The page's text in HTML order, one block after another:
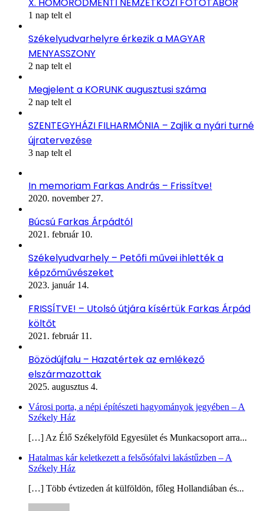
X. HOMORÓDMENTI NEMZETKÖZI FOTÓTÁBOR
1 nap telt el
Székelyudvarhelyre érkezik a MAGYAR
MENYASSZONY
2 nap telt el
Megjelent a KORUNK augusztusi száma
2 nap telt el
SZENTEGYHÁZI FILHARMÓNIA – Zajlik a nyári turné
újratervezése
3 nap telt el
In memoriam Farkas András – Frissítve!
2020. november 27.
Búcsú Farkas Árpádtól
2021. február 10.
Székelyudvarhely – Petőfi művei ihlették a
képzőművészeket
2023. január 14.
FRISSÍTVE! – Utolsó útjára kísértük Farkas Árpád
költőt
2021. február 11.
Bözödújfalu – Hazatértek az emlékező
elszármazottak
2025. augusztus 4.
Városi porta, a népi építészeti hagyományok jegyében – A
Székely Ház
[…] Az Élő Székelyföld Egyesület és Munkacsoport arra...
Hatalmas kár keletkezett a felsősófalvi lakástűzben – A
Székely Ház
[…] Több évtizeden át külföldön, főleg Hollandiában és...